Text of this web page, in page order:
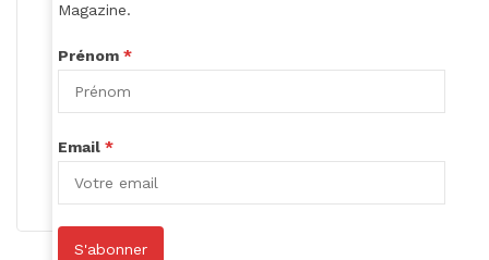
S'abonner
Magazine.
Prénom *
Email *
S'abonner